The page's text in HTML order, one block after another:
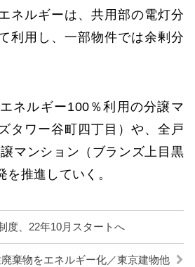
ネルギーは、共用部の電灯分
利用し、一部物件では余剰分
ネルギー100％利用の分譲マ
タワー谷町四丁目）や、全戸
マンション（ブランズ上目黒
推進していく。
度、22年10月スタートへ
棄物をエネルギー化／東京建物他